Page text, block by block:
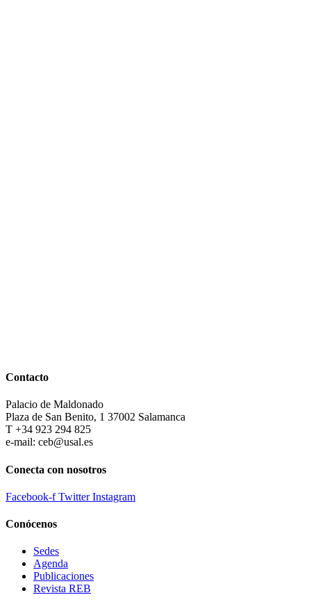
Contacto
Palacio de Maldonado
Plaza de San Benito, 1 37002 Salamanca
T +34 923 294 825
e-mail: ceb@usal.es
Conecta con nosotros
Facebook-f Twitter Instagram
Conócenos
Sedes
Agenda
Publicaciones
Revista REB